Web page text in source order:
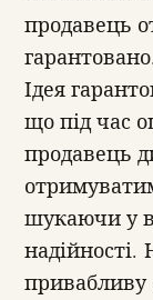
продавець
гарантовано.
Ідея
що під час
продавець
шукаючи у
привабливу